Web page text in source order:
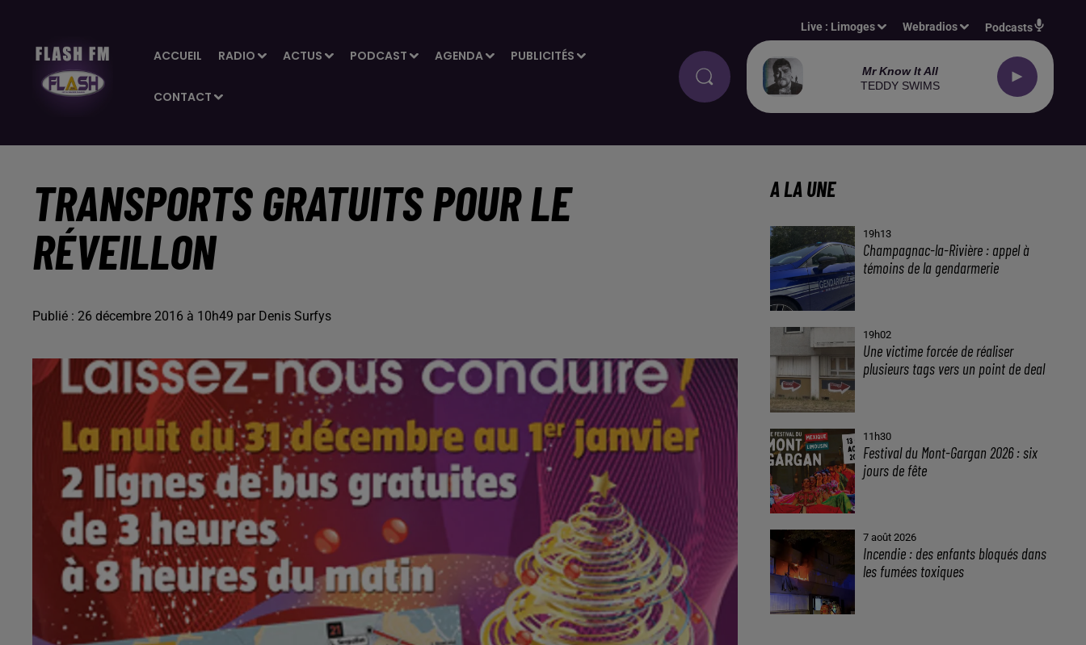
ACCUEIL RADIO ACTUS PODCAST AGENDA PUBLICITÉS
CONTACT
Live : Limoges Webradios Podcasts
Mr Know It All
TEDDY SWIMS
TRANSPORTS GRATUITS POUR LE
RÉVEILLON
Publié : 26 décembre 2016 à 10h49 par Denis Surfys
A LA UNE
19h13
Champagnac-la-Rivière : appel à
témoins de la gendarmerie
19h02
Une victime forcée de réaliser
plusieurs tags vers un point de deal
11h30
Festival du Mont-Gargan 2026 : six
jours de fête
7 août 2026
Incendie : des enfants bloqués dans
les fumées toxiques